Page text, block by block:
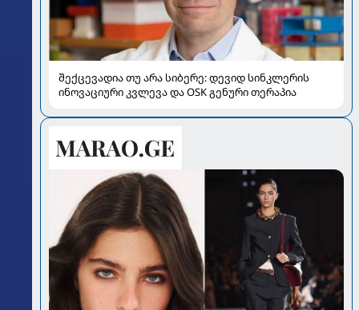
შექცევადია თუ არა სიბერე: დევიდ სინკლერის
ინოვაციური კვლევა და OSK გენური თერაპია